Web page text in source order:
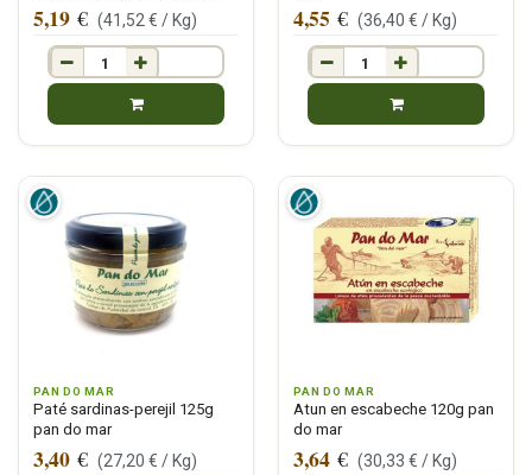
5,19 € (41,52 € / Kg) 4,55 € (36,40 € / Kg)
PAN DO MAR
Paté sardinas-perejil 125g
pan do mar
3,40 € (27,20 € / Kg)
PAN DO MAR
Atun en escabeche 120g pan
do mar
3,64 € (30,33 € / Kg)